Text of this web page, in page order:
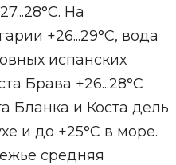
На
+26...29°С, вода
испанских
Брава +26...28°С
Бланка и Коста дель
и до +25°С в море.
средняя